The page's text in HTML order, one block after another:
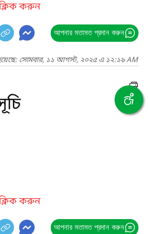
করুন
আপনার মতামত প্রদান করুন
হয়েছে: সোমবার, ১১ আগস্ট, ২০২৫ এ ১২:১৯ AM
করুন
আপনার মতামত প্রদান করুন